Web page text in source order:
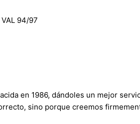
VAL 94/97
en 1986, dándoles un mejor
sino porque creemos